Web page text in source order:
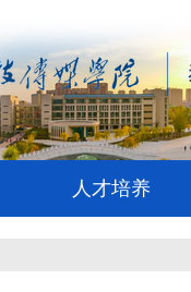
人才培养